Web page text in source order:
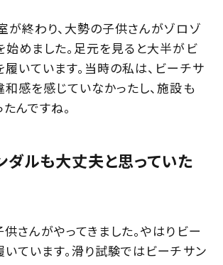
が終わり、大勢の子供さんがゾロゾ
始めました。足元を見ると大半がビ
いています。当時の私は、ビーチサ
和感を感じていなかったし、施設も
んですね。
ダルも大丈夫と思っていた
さんがやってきました。やはりビー
ています。滑り試験ではビーチサン